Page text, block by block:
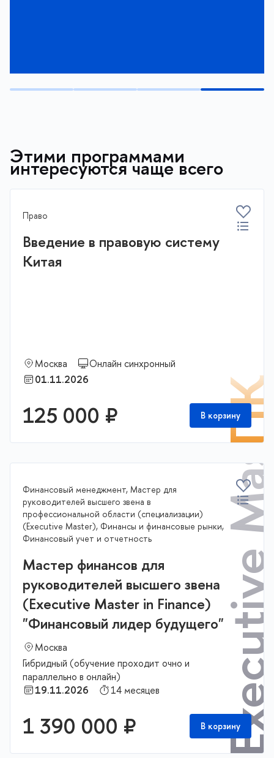
Этими программами
интересуются чаще всего
Право
Введение в правовую систему
Китая
Москва
Онлайн синхронный
01.11.2026
125 000 ₽ В корзину
Финансовый менеджмент, Мастер для
руководителей высшего звена в
профессиональной области (специализации)
(Executive Master), Финансы и финансовые рынки,
Финансовый учет и отчетность
Мастер финансов для
руководителей высшего звена
(Executive Master in Finance)
"Финансовый лидер будущего"
Москва
Гибридный (обучение проходит очно и
параллельно в онлайн)
19.11.2026
14 месяцев
1 390 000 ₽ В корзину